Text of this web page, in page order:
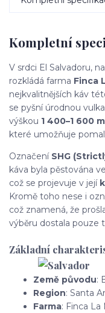
Kompletní
V srdci El Salvadoru,
rozkládá farma Finca
nejkvalitnějších káv
se pyšní úrodnou
výškou 1 400–1 600
které umožňuje
Označení SHG
káva byla pěstována
což se projevuje v její
Kromě toho nese i
což znamená, že
výběru dostala pouze
Základní
Země původu:
Region: Santa
Farma: Finca La